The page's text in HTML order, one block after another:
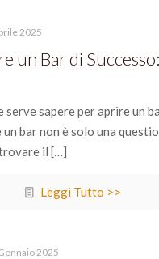
2025
un Bar di
serve sapere per aprire un
bar non è solo una
il […]
Leggi Tutto >>
2025